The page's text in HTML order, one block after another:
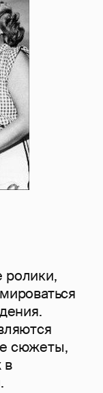
ролики,
сюжеты,
в